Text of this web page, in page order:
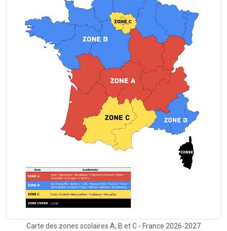
Carte des zones scolaires A, B et C - France 2026-2027